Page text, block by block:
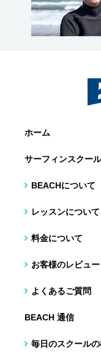
ホーム
サーフィンスクール
BEACHについて
レッスンについて
料金について
お客様のレビュー
よくあるご質問
BEACH 通信
毎日のスクール